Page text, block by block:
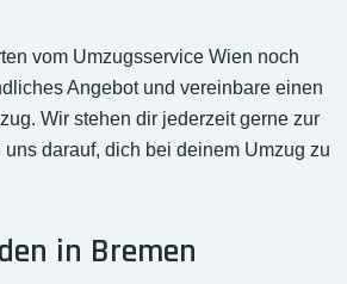
vom Umzugsservice Wien noch
Angebot und vereinbare einen
Wir stehen dir jederzeit gerne zur
darauf, dich bei deinem Umzug zu
in Bremen